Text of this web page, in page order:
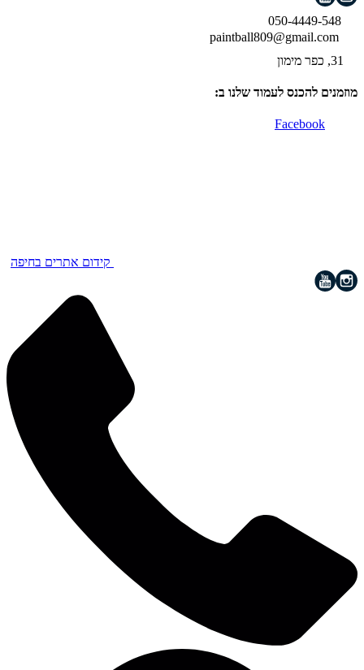
050-4449-548
paintball809@gmail.com
31, כפר מימון
מוזמנים להכנס לעמוד שלנו ב:
Facebook
קידום אתרים בחיפה